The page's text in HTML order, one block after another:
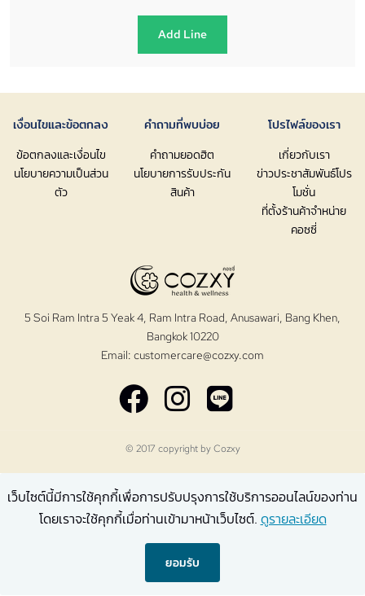
Add Line
เงื่อนไขและข้อตกลง
ข้อตกลงและเงื่อนไข
นโยบายความเป็นส่วน
ตัว
คำถามที่พบบ่อย
คำถามยอดฮิต
นโยบายการรับประกัน
สินค้า
โปรไฟล์ของเรา
เกี่ยวกับเรา
ข่าวประชาสัมพันธ์โปร
โมชั่น
ที่ตั้งร้านค้าจำหน่าย
คอซซี่
5 Soi Ram Intra 5 Yeak 4, Ram Intra Road, Anusawari, Bang Khen,
Bangkok 10220
Email: customercare@cozxy.com
© 2017 copyright byCozxy
เว็บไซต์นี้มีการใช้คุกกี้เพื่อการปรับปรุงการใช้บริการออนไลน์ของท่าน
โดยเราจะใช้คุกกี้เมื่อท่านเข้ามาหน้าเว็บไซต์. ดูรายละเอียด
ยอมรับ